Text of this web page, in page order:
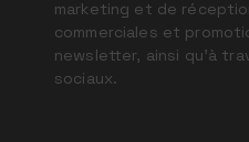
marketing et de
commerciales et
newsletter, ainsi qu’à
sociaux.